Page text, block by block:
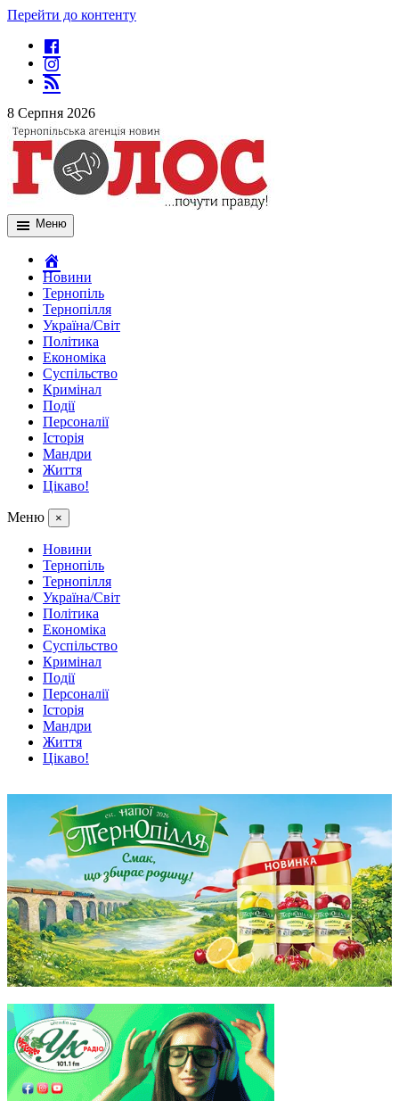
Перейти до контенту
8 Серпня 2026
Меню
Новини
Тернопіль
Тернопілля
Україна/Світ
Політика
Економіка
Суспільство
Кримінал
Події
Персоналії
Історія
Мандри
Життя
Цікаво!
Меню ×
Новини
Тернопіль
Тернопілля
Україна/Світ
Політика
Економіка
Суспільство
Кримінал
Події
Персоналії
Історія
Мандри
Життя
Цікаво!